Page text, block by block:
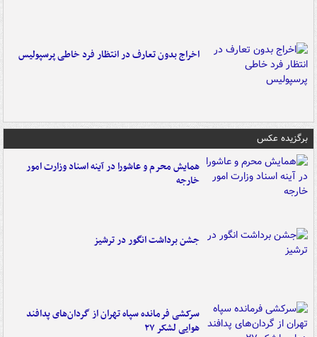
اخراج بدون تعارف در انتظار فرد خاطی پرسپولیس
برگزیده عکس
همایش محرم و عاشورا در آینه اسناد وزارت امور
خارجه
جشن برداشت انگور در ترشیز
سرکشی فرمانده سپاه تهران از گردان‌های پدافند
هوایی لشکر ۲۷